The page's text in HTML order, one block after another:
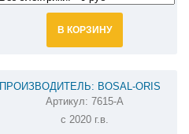
В КОРЗИНУ
ПРОИЗВОДИТЕЛЬ: BOSAL-ORIS
ФАРКОП НА CHERY TIGGO 7 PRO
7615-A
Артикул: 7615-A
с 2020 г.в.